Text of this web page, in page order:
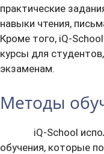
практические
навыки чтения,
Кроме того, iQ-
курсы для
экзаменам.
Методы
iQ-School
обучения, которые